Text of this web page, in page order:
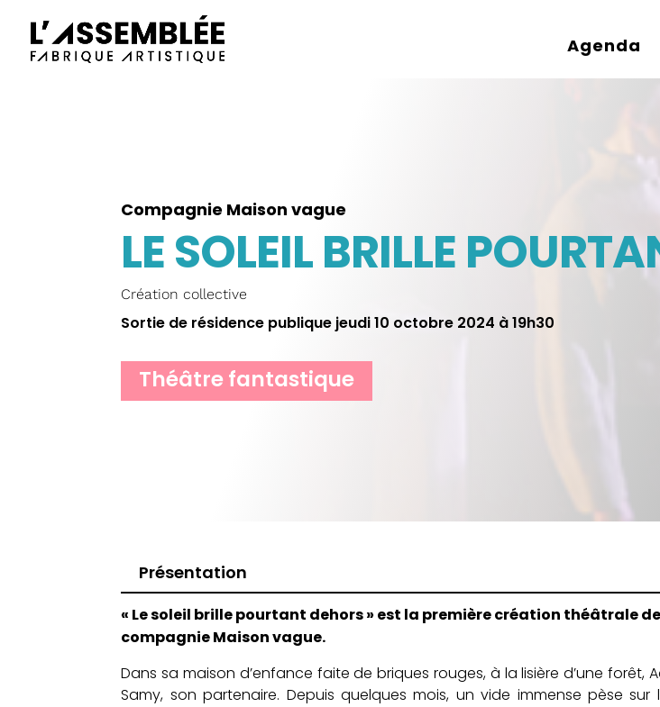
Agenda
Compagnie Maison vague
LE SOLEIL BRILLE
Création collective
Sortie de résidence publique jeudi 10 octobre 2024 à 19h30
Théâtre fantastique
Présentation
« Le soleil brille pourtant dehors » est la première création théâtrale
compagnie Maison vague.
Dans sa maison d’enfance faite de briques rouges, à la lisière d’une forêt,
Samy, son partenaire. Depuis quelques mois, un vide immense pèse sur